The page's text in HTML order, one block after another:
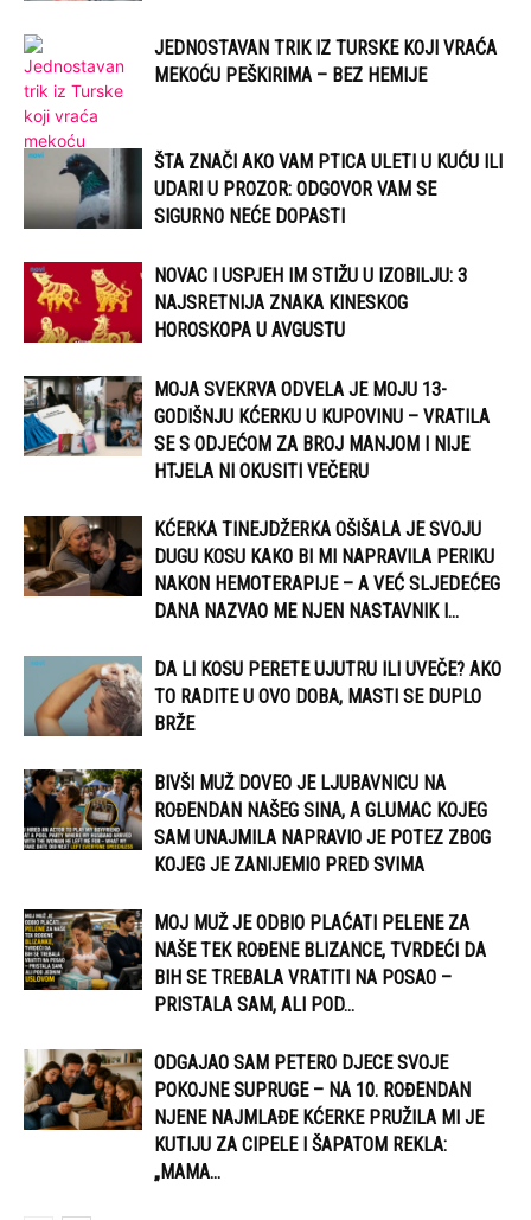
JEDNOSTAVAN TRIK IZ TURSKE KOJI VRAĆA
MEKOĆU PEŠKIRIMA – BEZ HEMIJE
ŠTA ZNAČI AKO VAM PTICA ULETI U KUĆU ILI
UDARI U PROZOR: ODGOVOR VAM SE
SIGURNO NEĆE DOPASTI
NOVAC I USPJEH IM STIŽU U IZOBILJU: 3
NAJSRETNIJA ZNAKA KINESKOG
HOROSKOPA U AVGUSTU
MOJA SVEKRVA ODVELA JE MOJU 13-
GODIŠNJU KĆERKU U KUPOVINU – VRATILA
SE S ODJEĆOM ZA BROJ MANJOM I NIJE
HTJELA NI OKUSITI VEČERU
KĆERKA TINEJDŽERKA OŠIŠALA JE SVOJU
DUGU KOSU KAKO BI MI NAPRAVILA PERIKU
NAKON HEMOTERAPIJE – A VEĆ SLJEDEĆEG
DANA NAZVAO ME NJEN NASTAVNIK I...
DA LI KOSU PERETE UJUTRU ILI UVEČE? AKO
TO RADITE U OVO DOBA, MASTI SE DUPLO
BRŽE
BIVŠI MUŽ DOVEO JE LJUBAVNICU NA
ROĐENDAN NAŠEG SINA, A GLUMAC KOJEG
SAM UNAJMILA NAPRAVIO JE POTEZ ZBOG
KOJEG JE ZANIJEMIO PRED SVIMA
MOJ MUŽ JE ODBIO PLAĆATI PELENE ZA
NAŠE TEK ROĐENE BLIZANCE, TVRDEĆI DA
BIH SE TREBALA VRATITI NA POSAO –
PRISTALA SAM, ALI POD...
ODGAJAO SAM PETERO DJECE SVOJE
POKOJNE SUPRUGE – NA 10. ROĐENDAN
NJENE NAJMLAĐE KĆERKE PRUŽILA MI JE
KUTIJU ZA CIPELE I ŠAPATOM REKLA:
„MAMA...